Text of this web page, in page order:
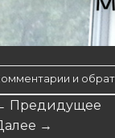
и
Предидущее
→